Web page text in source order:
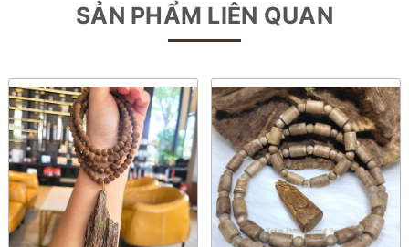
SẢN PHẨM LIÊN QUAN